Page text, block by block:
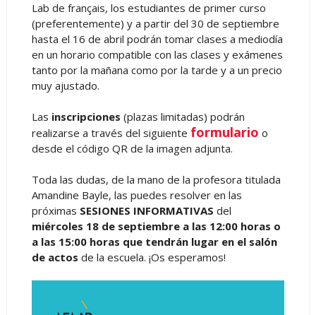
Lab de français, los estudiantes de primer curso
(preferentemente) y a partir del 30 de septiembre
hasta el 16 de abril podrán tomar clases a mediodía
en un horario compatible con las clases y exámenes
tanto por la mañana como por la tarde y a un precio
muy ajustado.
Las inscripciones (plazas limitadas) podrán
realizarse a través del siguiente formulario o
desde el código QR de la imagen adjunta.
Toda las dudas, de la mano de la profesora titulada
Amandine Bayle, las puedes resolver en las
próximas SESIONES INFORMATIVAS del
miércoles 18 de septiembre a las 12:00 horas o
a las 15:00 horas que tendrán lugar en el salón
de actos de la escuela. ¡Os esperamos!